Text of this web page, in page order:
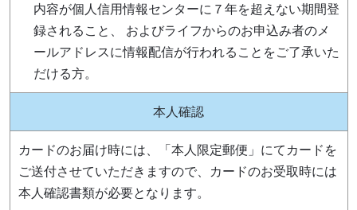
内容が個人信用情報センターに７年を超えない期間登
録されること、 およびライフからのお申込み者のメ
ールアドレスに情報配信が行われることをご了承いた
だける方。
本人確認
カードのお届け時には、「本人限定郵便」にてカードを
ご送付させていただきますので、カードのお受取時には
本人確認書類が必要となります。